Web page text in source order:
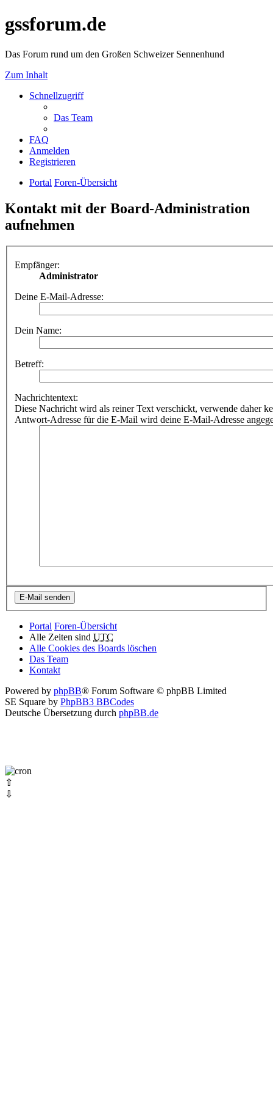
gssforum.de
Das Forum rund um den Großen Schweizer Sennenhund
Zum Inhalt
Schnellzugriff
Das Team
FAQ
Anmelden
Registrieren
Portal Foren-Übersicht
Kontakt mit der Board-Administration
aufnehmen
Empfänger:
Administrator
Deine E-Mail-Adresse:
Dein Name:
Betreff:
Nachrichtentext:
Diese Nachricht wird als reiner Text verschickt, verwende daher
Antwort-Adresse für die E-Mail wird deine E-Mail-Adresse
Portal Foren-Übersicht
Alle Zeiten sind UTC
Alle Cookies des Boards löschen
Das Team
Kontakt
Powered by phpBB® Forum Software © phpBB Limited
SE Square by PhpBB3 BBCodes
Deutsche Übersetzung durch phpBB.de
⇧
⇩